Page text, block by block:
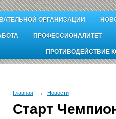
ОРГАНИЗАЦИИ
ПРОФЕССИОНАЛИТЕТ
ПРОТИВОДЕЙСТВИЕ
Главная → Новости
Старт